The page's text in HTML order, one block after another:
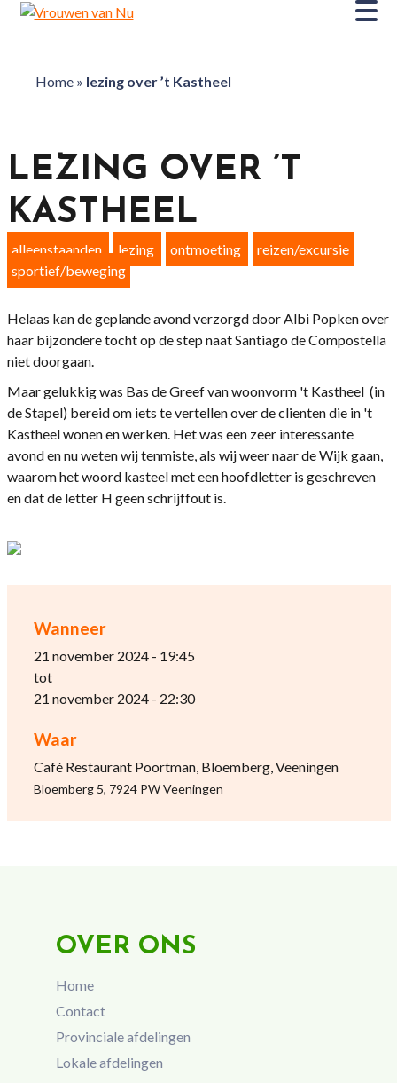
Home» lezing over ’t Kastheel
Wanneer
21 november 2024 - 19:45
tot
21 november 2024 - 22:30
Waar
Café Restaurant Poortman, Bloemberg, Veeningen
Bloemberg 5, 7924 PW Veeningen
LEZING OVER ’T
KASTHEEL
alleenstaanden lezing ontmoeting
reizen/excursie
sportief/beweging
Helaas kan de geplande avond verzorgd door Albi Popken over
haar bijzondere tocht op de step naat Santiago de Compostella
niet doorgaan.
Maar gelukkig was Bas de Greef van woonvorm 't Kastheel (in
de Stapel) bereid om iets te vertellen over de clienten die in 't
Kastheel wonen en werken. Het was een zeer interessante
avond en nu weten wij tenmiste, als wij weer naar de Wijk gaan,
waarom het woord kasteel met een hoofdletter is geschreven
en dat de letter H geen schrijffout is.
OVER ONS
Home
Contact
Provinciale afdelingen
Lokale afdelingen